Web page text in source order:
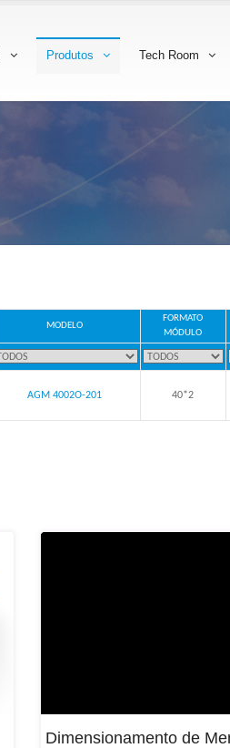
Produtos Tech Room
MODELO
FORMATO
MÓDULO
AGM 4002O-201 40*2
Dimensionamento de